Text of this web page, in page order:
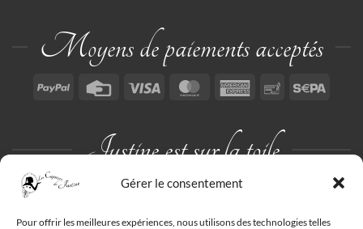
Gérer le consentement
Pour offrir les meilleures expériences, nous utilisons des technologies telles
Moyens de paiements acceptés
PayPal
Credit
Visa MasterCardAmericanPaiement
chèque
Justine est sur la toile